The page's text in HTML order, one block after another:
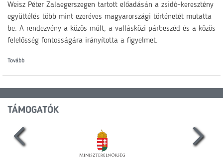
Weisz Péter Zalaegerszegen tartott előadásán a zsidó–keresztény
együttélés több mint ezeréves magyarországi történetét mutatta
be. A rendezvény a közös múlt, a vallásközi párbeszéd és a közös
felelősség fontosságára irányította a figyelmet.
Tovább
TÁMOGATÓK